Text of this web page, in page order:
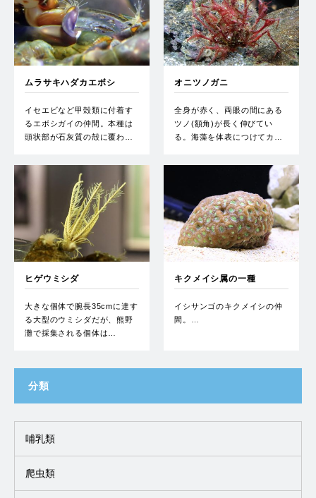
ムラサキハダカエボシ
イセエビなど甲殻類に付着す
るエボシガイの仲間。本種は
頭状部が石灰質の殻に覆わ…
オニツノガニ
全身が赤く、両眼の間にある
ツノ(額角)が長く伸びてい
る。海藻を体表につけてカ…
ヒゲウミシダ
大きな個体で腕長35cmに達す
る大型のウミシダだが、熊野
灘で採集される個体は…
キクメイシ属の一種
イシサンゴのキクメイシの仲
間。…
分類
哺乳類
爬虫類